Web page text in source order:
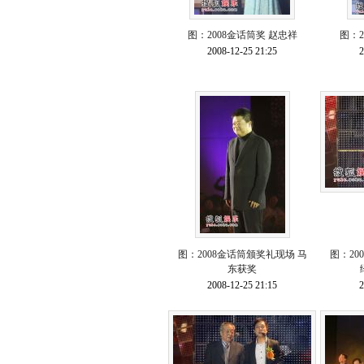
图：2008金话筒奖 赵忠祥
2008-12-25 21:25
图：
图：2008金话筒颁奖礼现场 马
东获奖
2008-12-25 21:15
图：